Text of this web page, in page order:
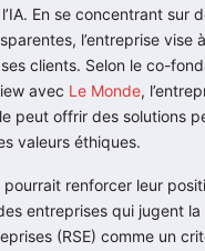
En se concentrant sur
l’entreprise vise
clients. Selon le co-
avec Le Monde,
peut offrir des solutions
valeurs éthiques.
renforcer leur
entreprises qui jugent
(RSE) comme un